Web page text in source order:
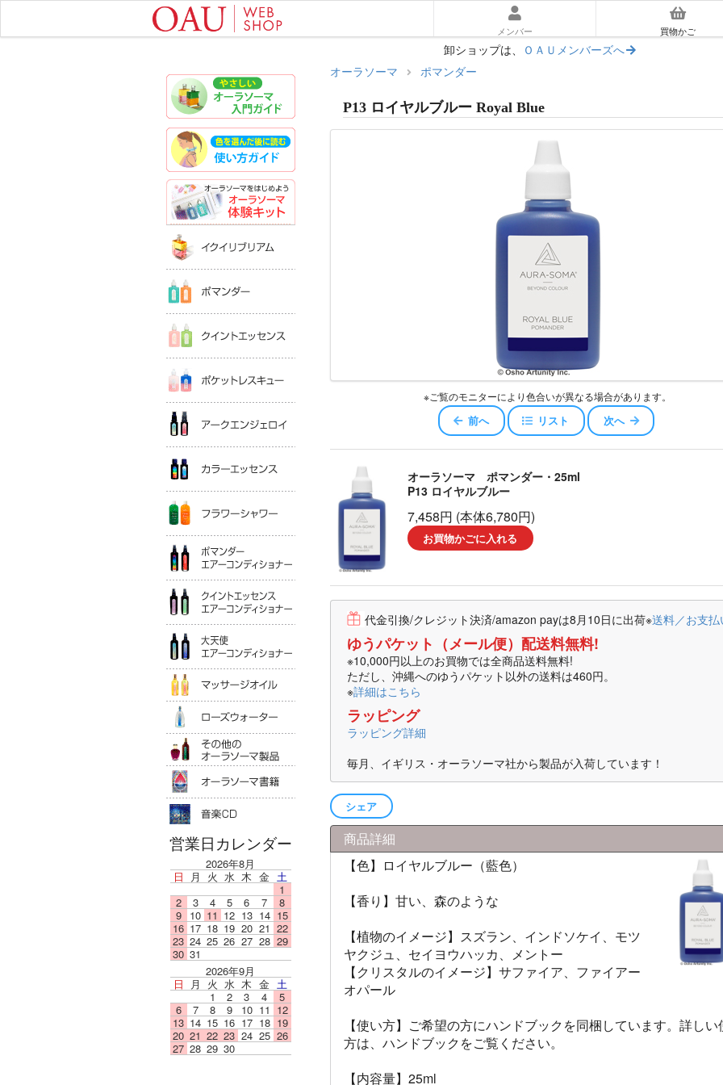
メンバー 買物かご
卸ショップは、 ＯＡＵメンバーズへ
やさしいオーラソーマ入門ガイド
色を選んだあとに読む｜使い方ガイド
オーラソーマ体験キット
カラーエッセンス
フラワーシャワー
ポマンダーエアコンディショナー
クイントエッセンスエアコンディショナー
大天使エアコンディショナー
マッサージオイル
ローズウォータ
その他のオーラソーマ製品
オーラソーマ書籍
音楽ＣＤ
営業日カレンダー
2026年8月
日
月 火 水 木 金 土
1
2
3 4 5 6 7
8
9
10 11 12 13 14 15
16 17 18 19 20 21 22
23 24 25 26 27 28 29
30 31
2026年9月
日
月 火 水 木 金 土
1
2 3 4
5
6
7 8 9 10 11 12
13 14 15 16 17 18 19
20 21 22 23 24 25 26
27 28 29 30
オーラソーマ ポマンダー
P13 ロイヤルブルー Royal Blue
※ご覧のモニターにより色合いが異なる場合があります。
前へ リスト 次へ
オーラソーマ ポマンダー・25ml
P13 ロイヤルブルー
7,458円 (本体6,780円)
お買物かごに入れる
代金引換/クレジット決済/amazon payは8月10日に出荷※送料／お支払
ゆうパケット（メール便）配送料無料!
※10,000円以上のお買物では全商品送料無料!
ただし、沖縄へのゆうパケット以外の送料は460円。
※詳細はこちら
ラッピング
ラッピング詳細
毎月、イギリス・オーラソーマ社から製品が入荷しています！
シェア
商品詳細
【色】ロイヤルブルー（藍色）
【香り】甘い、森のような
【植物のイメージ】スズラン、インドソケイ、モツ
ヤクジュ、セイヨウハッカ、メントー
【クリスタルのイメージ】サファイア、ファイアー
オパール
【使い方】ご希望の方にハンドブックを同梱しています。詳しい
方は、ハンドブックをご覧ください。
【内容量】25ml